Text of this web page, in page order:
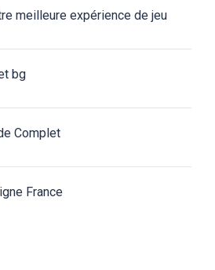
meilleure expérience de jeu
bg
Complet
France